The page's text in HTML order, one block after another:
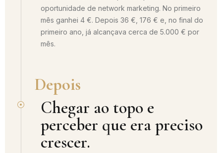
oportunidade de network marketing. No primeiro
mês ganhei 4 €. Depois 36 €, 176 € e, no final do
primeiro ano, já alcançava cerca de 5.000 € por
mês.
Depois
Chegar ao topo e
perceber que era preciso
crescer.